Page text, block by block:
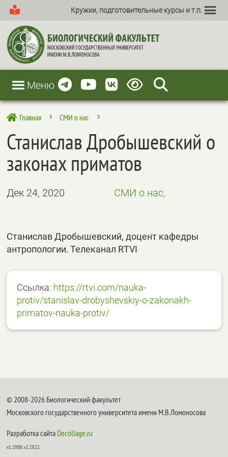
Кружки, подготовительные курсы и т.п.
Меню
 Главная 5 СМИ о нас 5
Станислав Дробышевский о
законах приматов
Дек 24, 2020 СМИ о нас,
Станислав Дробышевский, доцент кафедры
антропологии. Телеканал RTVI
Ссылка: https://rtvi.com/nauka-
protiv/stanislav-drobyshevskiy-o-zakonakh-
primatov-nauka-protiv/
© 2008-2026 Биологический факультет
Московского государственного университета имени М.В.Ломоносова
Разработка сайта Decollage.ru
v1.2008, v2.2022